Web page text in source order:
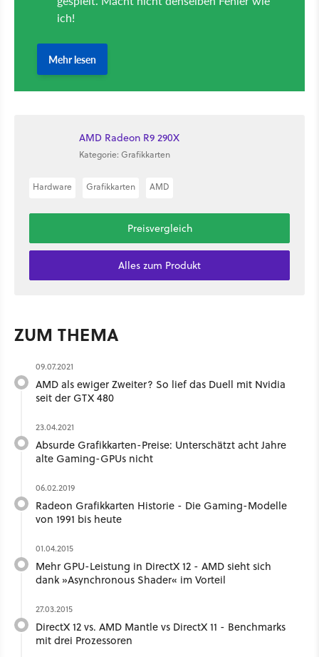
AMD Radeon R9 290X
Kategorie: Grafikkarten
Hardware Grafikkarten AMD
Preisvergleich
Alles zum Produkt
ZUM THEMA
09.07.2021
AMD als ewiger Zweiter? So lief das Duell mit Nvidia
seit der GTX 480
23.04.2021
Absurde Grafikkarten-Preise: Unterschätzt acht Jahre
alte Gaming-GPUs nicht
06.02.2019
Radeon Grafikkarten Historie - Die Gaming-Modelle
von 1991 bis heute
01.04.2015
Mehr GPU-Leistung in DirectX 12 - AMD sieht sich
dank »Asynchronous Shader« im Vorteil
27.03.2015
DirectX 12 vs. AMD Mantle vs DirectX 11 - Benchmarks
mit drei Prozessoren